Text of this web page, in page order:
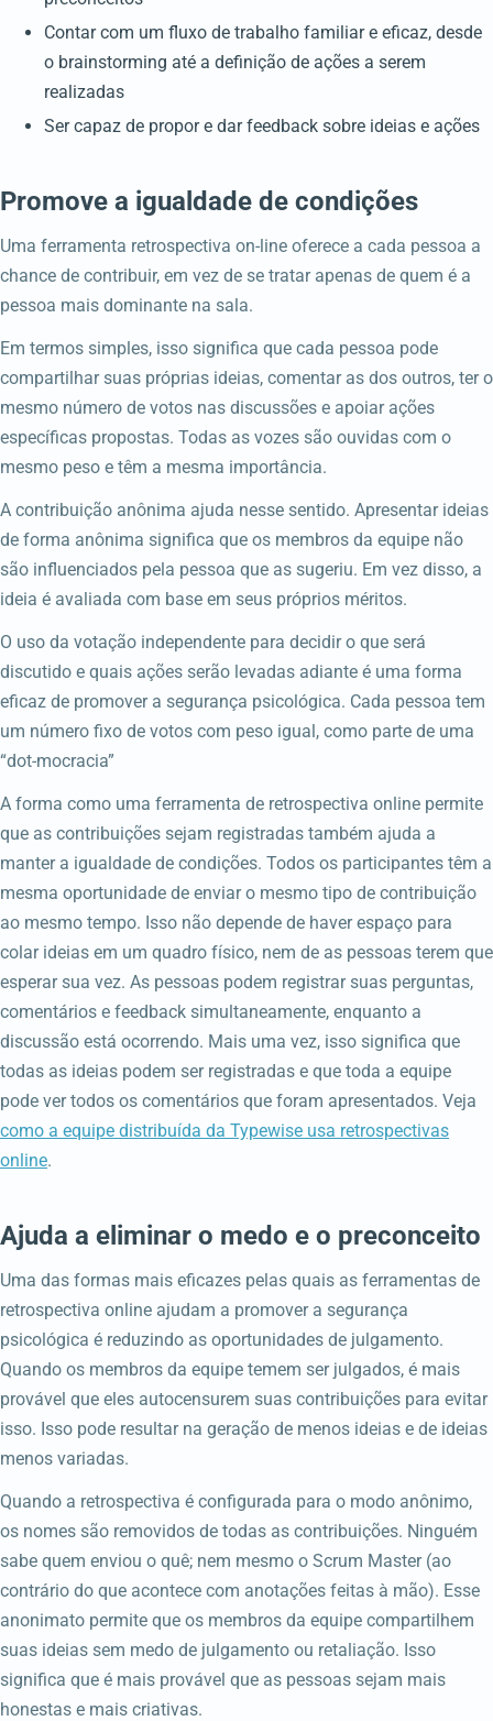
Contar com um fluxo de trabalho familiar e eficaz, desde
o brainstorming até a definição de ações a serem
realizadas
Ser capaz de propor e dar feedback sobre ideias e ações
Promove a igualdade de condições
Uma ferramenta retrospectiva on-line oferece a cada pessoa a
chance de contribuir, em vez de se tratar apenas de quem é a
pessoa mais dominante na sala.
Em termos simples, isso significa que cada pessoa pode
compartilhar suas próprias ideias, comentar as dos outros, ter o
mesmo número de votos nas discussões e apoiar ações
específicas propostas. Todas as vozes são ouvidas com o
mesmo peso e têm a mesma importância.
A contribuição anônima ajuda nesse sentido. Apresentar ideias
de forma anônima significa que os membros da equipe não
são influenciados pela pessoa que as sugeriu. Em vez disso, a
ideia é avaliada com base em seus próprios méritos.
O uso da votação independente para decidir o que será
discutido e quais ações serão levadas adiante é uma forma
eficaz de promover a segurança psicológica. Cada pessoa tem
um número fixo de votos com peso igual, como parte de uma
“dot-mocracia”
A forma como uma ferramenta de retrospectiva online permite
que as contribuições sejam registradas também ajuda a
manter a igualdade de condições. Todos os participantes têm a
mesma oportunidade de enviar o mesmo tipo de contribuição
ao mesmo tempo. Isso não depende de haver espaço para
colar ideias em um quadro físico, nem de as pessoas terem que
esperar sua vez. As pessoas podem registrar suas perguntas,
comentários e feedback simultaneamente, enquanto a
discussão está ocorrendo. Mais uma vez, isso significa que
todas as ideias podem ser registradas e que toda a equipe
pode ver todos os comentários que foram apresentados. Veja
como a equipe distribuída da Typewise usa retrospectivas
online.
Ajuda a eliminar o medo e o preconceito
Uma das formas mais eficazes pelas quais as ferramentas de
retrospectiva online ajudam a promover a segurança
psicológica é reduzindo as oportunidades de julgamento.
Quando os membros da equipe temem ser julgados, é mais
provável que eles autocensurem suas contribuições para evitar
isso. Isso pode resultar na geração de menos ideias e de ideias
menos variadas.
Quando a retrospectiva é configurada para o modo anônimo,
os nomes são removidos de todas as contribuições. Ninguém
sabe quem enviou o quê; nem mesmo o Scrum Master (ao
contrário do que acontece com anotações feitas à mão). Esse
anonimato permite que os membros da equipe compartilhem
suas ideias sem medo de julgamento ou retaliação. Isso
significa que é mais provável que as pessoas sejam mais
honestas e mais criativas.